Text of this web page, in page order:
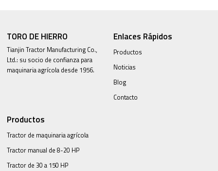
TORO DE HIERRO
Tianjin Tractor Manufacturing Co.,
Ltd.: su socio de confianza para
maquinaria agrícola desde 1956.
Enlaces Rápidos
Productos
Noticias
Blog
Contacto
Productos
Tractor de maquinaria agrícola
Tractor manual de 8-20 HP
Tractor de 30 a 150 HP